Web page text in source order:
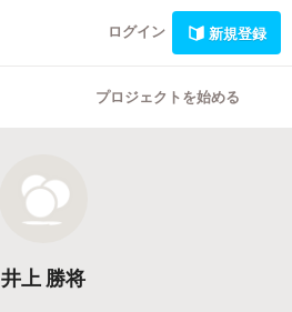
ログイン 新規登録
プロジェクトを始める
井上 勝将